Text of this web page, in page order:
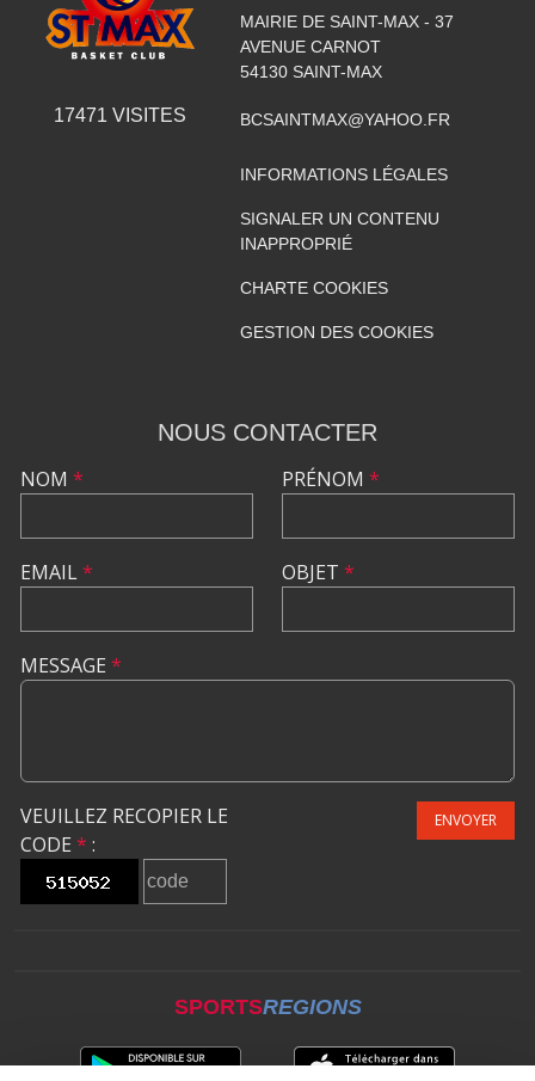
17471 VISITES
MAIRIE DE SAINT-MAX - 37
AVENUE CARNOT
54130 SAINT-MAX
BCSAINTMAX@YAHOO.FR
INFORMATIONS LÉGALES
SIGNALER UN CONTENU
INAPPROPRIÉ
CHARTE COOKIES
GESTION DES COOKIES
NOUS CONTACTER
NOM *
EMAIL*
PRÉNOM *
OBJET *
MESSAGE *
VEUILLEZ RECOPIER LE
CODE * :
ENVOYER
SPORTSREGIONS